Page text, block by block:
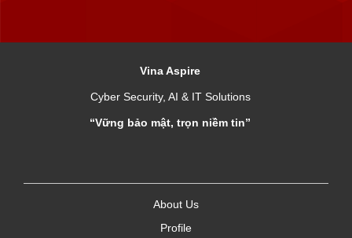
Vina Aspire
Cyber Security, AI & IT Solutions
“Vững bảo mật, trọn niềm tin”
About Us
Profile